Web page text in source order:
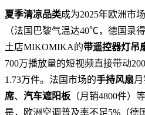
夏季清凉品类成为2025年欧洲市
（法国巴黎气温达40℃，德国录
土店MIKOMIKA的带遥控器灯吊
700万播放量的短视频直接带动
1.73万件。法国市场的手持风扇
席、 汽车遮阳板 （月销4800件）
是，欧洲空调普及率不足5%（德